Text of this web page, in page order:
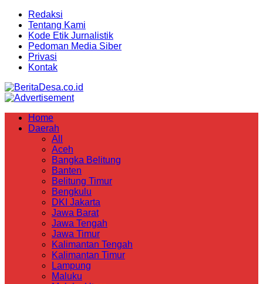
Redaksi
Tentang Kami
Kode Etik Jurnalistik
Pedoman Media Siber
Privasi
Kontak
Home
Daerah
All
Aceh
Bangka Belitung
Banten
Belitung Timur
Bengkulu
DKI Jakarta
Jawa Barat
Jawa Tengah
Jawa Timur
Kalimantan Tengah
Kalimantan Timur
Lampung
Maluku